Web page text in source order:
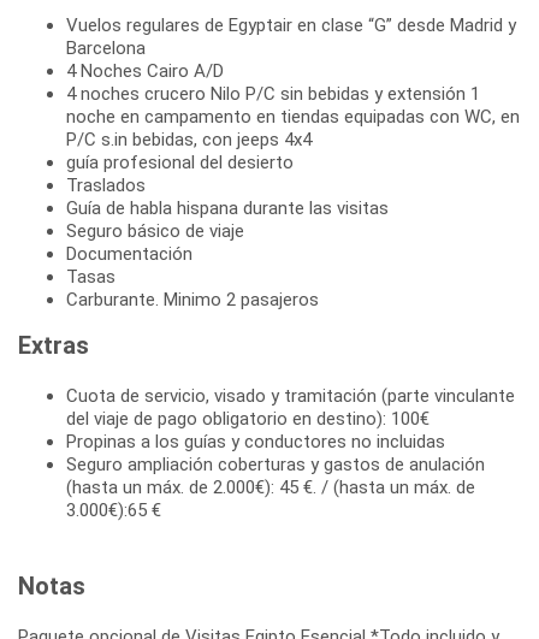
Vuelos regulares de Egyptair en clase “G” desde Madrid y
Barcelona
4 Noches Cairo A/D
4 noches crucero Nilo P/C sin bebidas y extensión 1
noche en campamento en tiendas equipadas con WC, en
P/C s.in bebidas, con jeeps 4x4
guía profesional del desierto
Traslados
Guía de habla hispana durante las visitas
Seguro básico de viaje
Documentación
Tasas
Carburante. Minimo 2 pasajeros
Extras
Cuota de servicio, visado y tramitación (parte vinculante
del viaje de pago obligatorio en destino): 100€
Propinas a los guías y conductores no incluidas
Seguro ampliación coberturas y gastos de anulación
(hasta un máx. de 2.000€): 45 €. / (hasta un máx. de
3.000€):65 €
Notas